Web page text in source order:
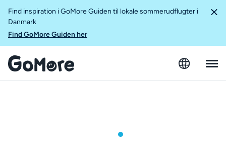
Find inspiration i GoMore Guiden til lokale sommerudflugter i
Danmark
Find GoMore Guiden her